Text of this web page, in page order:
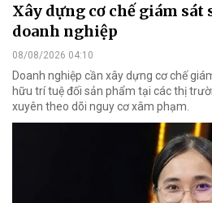
Xây dựng cơ chế giám
doanh nghiệp
08/08/2026 04:10
Doanh nghiệp cần xây dựng cơ chế
hữu trí tuệ đối sản phẩm tại các thị
xuyên theo dõi nguy cơ xâm phạm.